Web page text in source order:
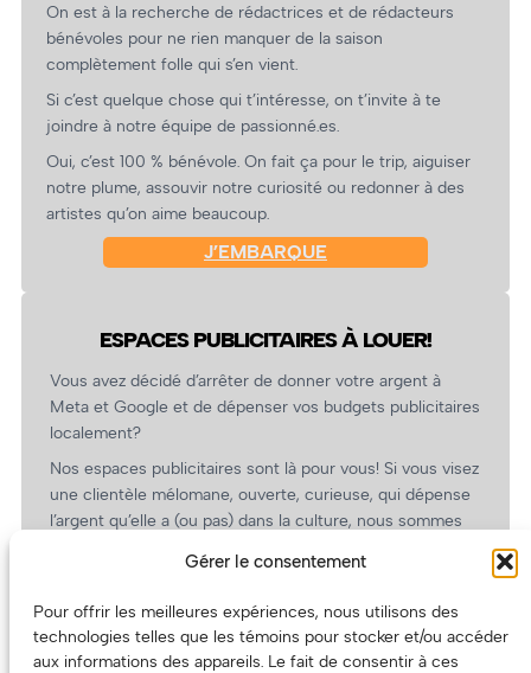
Gérer le consentement
Pour offrir les meilleures expériences, nous utilisons des
technologies telles que les témoins pour stocker et/ou accéder
aux informations des appareils. Le fait de consentir à ces
On est à la recherche de rédactrices et de rédacteurs
bénévoles pour ne rien manquer de la saison
complètement folle qui s’en vient.
Si c’est quelque chose qui t’intéresse, on t’invite à te
joindre à notre équipe de passionné.es.
Oui, c’est 100 % bénévole. On fait ça pour le trip, aiguiser
notre plume, assouvir notre curiosité ou redonner à des
artistes qu’on aime beaucoup.
J’EMBARQUE
ESPACES PUBLICITAIRES À LOUER!
Vous avez décidé d’arrêter de donner votre argent à
Meta et Google et de dépenser vos budgets publicitaires
localement?
Nos espaces publicitaires sont là pour vous! Si vous visez
une clientèle mélomane, ouverte, curieuse, qui dépense
l’argent qu’elle a (ou pas) dans la culture, nous sommes
revient.
(Oui, on va avoir des tarifs spéciaux pour vous, les